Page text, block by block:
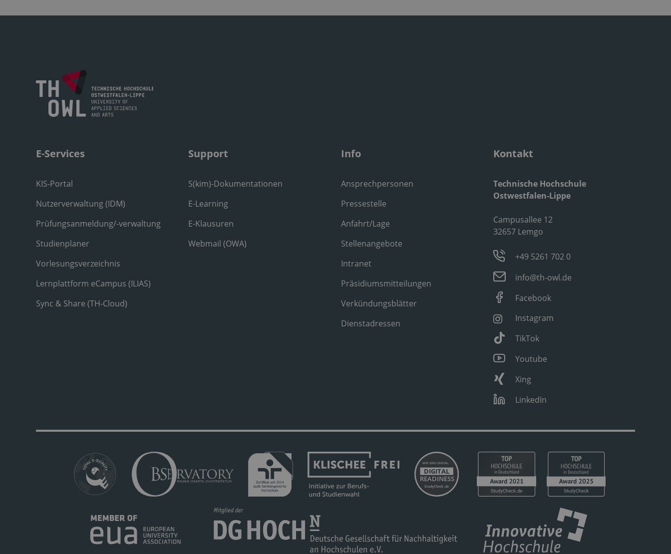
E-Services
KIS-Portal
Nutzerverwaltung (IDM)
Prüfungsanmeldung/-verwaltung
Studienplaner
Vorlesungsverzeichnis
Lernplattform eCampus (ILIAS)
Sync & Share (TH-Cloud)
Support
S(kim)-Dokumentationen
E-Learning
E-Klausuren
Webmail (OWA)
Info
Ansprechpersonen
Pressestelle
Anfahrt/Lage
Stellenangebote
Intranet
Präsidiumsmitteilungen
Verkündungsblätter
Dienstadressen
Kontakt
Technische Hochschule
Ostwestfalen-Lippe
Campusallee 12
32657 Lemgo
+49 5261 702 0
info@th-owl.de
Facebook
Instagram
TikTok
Youtube
Xing
LinkedIn